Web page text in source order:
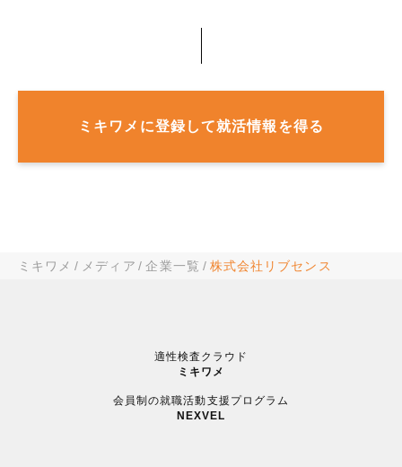
ミキワメに登録して就活情報を得る
ミキワメ メディア 企業一覧 株式会社リブセンス
適性検査クラウド
ミキワメ
会員制の就職活動支援プログラム
NEXVEL